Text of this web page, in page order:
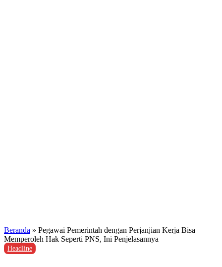
Beranda » Pegawai Pemerintah dengan Perjanjian Kerja Bisa
Memperoleh Hak Seperti PNS, Ini Penjelasannya
Headline